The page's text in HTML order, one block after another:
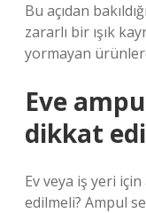
Bu açıdan
zararlı bir ışık
yormayan
Eve
dikkat
Ev veya iş yeri
edilmeli? Ampul